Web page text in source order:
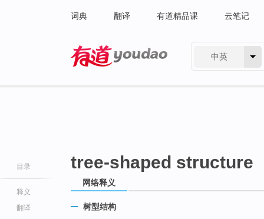
词典 翻译 有道精品课 云笔记
中英
目录
释义
翻译
tree-shaped structure
网络释义
树型结构